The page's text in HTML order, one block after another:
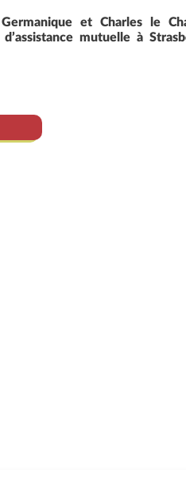
et Charles le
mutuelle à